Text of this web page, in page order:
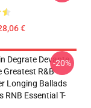
€
Degrate Devante
Greatest R&B
Longing Ballads
RNB Essential T-
-20%